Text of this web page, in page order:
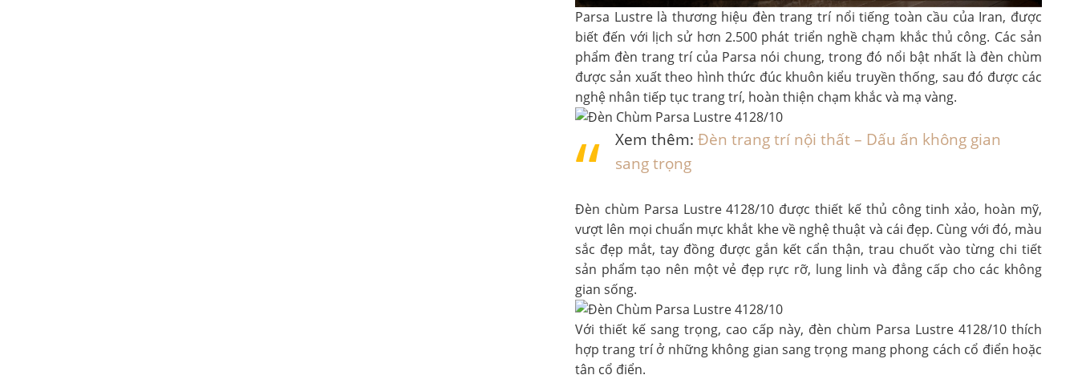
Parsa Lustre là thương hiệu đèn trang trí nổi tiếng toàn cầu của Iran, được
biết đến với lịch sử hơn 2.500 phát triển nghề chạm khắc thủ công. Các sản
phẩm đèn trang trí của Parsa nói chung, trong đó nổi bật nhất là đèn chùm
được sản xuất theo hình thức đúc khuôn kiểu truyền thống, sau đó được các
nghệ nhân tiếp tục trang trí, hoàn thiện chạm khắc và mạ vàng.
Xem thêm: Đèn trang trí nội thất – Dấu ấn không gian
sang trọng
Đèn chùm Parsa Lustre 4128/10 được thiết kế thủ công tinh xảo, hoàn mỹ,
vượt lên mọi chuẩn mực khắt khe về nghệ thuật và cái đẹp. Cùng với đó, màu
sắc đẹp mắt, tay đồng được gắn kết cẩn thận, trau chuốt vào từng chi tiết
sản phẩm tạo nên một vẻ đẹp rực rỡ, lung linh và đẳng cấp cho các không
gian sống.
Với thiết kế sang trọng, cao cấp này, đèn chùm Parsa Lustre 4128/10 thích
hợp trang trí ở những không gian sang trọng mang phong cách cổ điển hoặc
tân cổ điển.